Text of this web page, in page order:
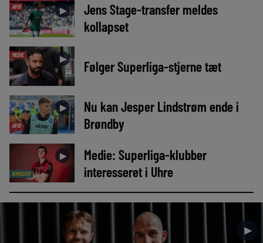
AVIS ►
Jens Stage-transfer meldes
kollapset
MEDIE ► Følger Superliga-stjerne tæt
AVIS
►
Nu kan Jesper Lindstrøm ende i
Brøndby
NYHEDER
►
Medie: Superliga-klubber
interesseret i Uhre
►